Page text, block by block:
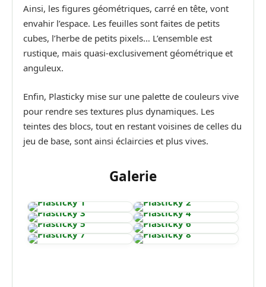
Ainsi, les figures géométriques, carré en tête, vont
envahir l’espace. Les feuilles sont faites de petits
cubes, l’herbe de petits pixels… L’ensemble est
rustique, mais quasi-exclusivement géométrique et
anguleux.
Enfin, Plasticky mise sur une palette de couleurs vive
pour rendre ses textures plus dynamiques. Les
teintes des blocs, tout en restant voisines de celles du
jeu de base, sont ainsi éclaircies et plus vives.
Galerie